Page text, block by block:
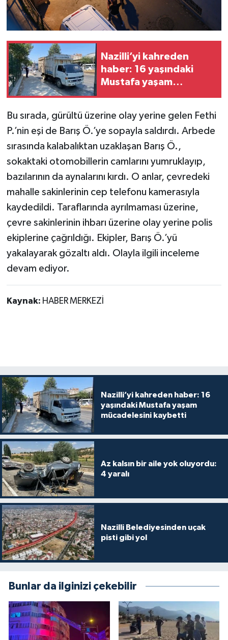
Nazilli’yi kahreden
haber: 16 yaşındaki
Mustafa yaşam
Bu sırada, gürültü üzerine olay yerine gelen Fethi
P.’nin eşi de Barış Ö.’ye sopayla saldırdı. Arbede
sırasında kalabalıktan uzaklaşan Barış Ö.,
sokaktaki otomobillerin camlarını yumruklayıp,
bazılarının da aynalarını kırdı. O anlar, çevredeki
mahalle sakinlerinin cep telefonu kamerasıyla
kaydedildi. Taraflarında ayrılmaması üzerine,
çevre sakinlerinin ihbarı üzerine olay yerine polis
ekiplerine çağrıldığı. Ekipler, Barış Ö.’yü
yakalayarak gözaltı aldı. Olayla ilgili inceleme
devam ediyor.
Kaynak: HABER MERKEZİ
Nazilli’yi kahreden haber: 16
yaşındaki Mustafa yaşam
mücadelesini kaybetti
Az kalsın bir aile yok oluyordu:
4 yaralı
Nazilli Belediyesinden uçak
pisti gibi yol
Bunlar da ilginizi çekebilir